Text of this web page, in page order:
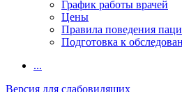
График работы врачей
Цены
Правила поведения
Подготовка к
...
Версия для слабовидящих